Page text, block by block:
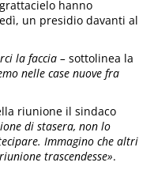
hanno
un presidio davanti al
la faccia – sottolinea la
nelle case nuove fra
riunione il sindaco
di stasera, non lo
Immagino che altri
trascendesse».